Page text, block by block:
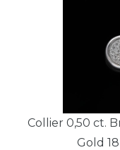
Collier 0,50 ct.
Gold